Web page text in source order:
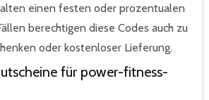
einen festen oder prozentualen
berechtigen diese Codes auch zu
oder kostenloser Lieferung.
für power-fitness-